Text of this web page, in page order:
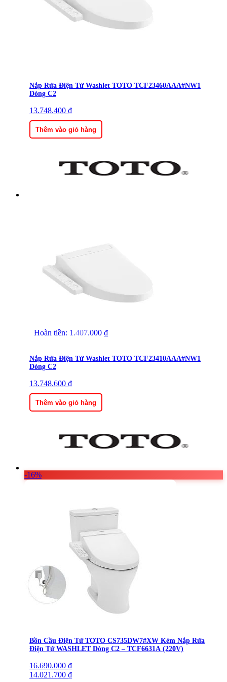
Nắp Rửa Điện Tử Washlet TOTO TCF23460AAA#NW1
Dòng C2
13.748.400 ₫
Thêm vào giỏ hàng
Hoàn tiền: 1.407.000 ₫
Nắp Rửa Điện Tử Washlet TOTO TCF23410AAA#NW1
Dòng C2
13.748.600 ₫
Thêm vào giỏ hàng
-16%
Bồn Cầu Điện Tử TOTO CS735DW7#XW Kèm Nắp Rửa
Điện Tử WASHLET Dòng C2 – TCF6631A (220V)
16.690.000₫
Giá
gốc
14.021.700 ₫
Giá
hiện